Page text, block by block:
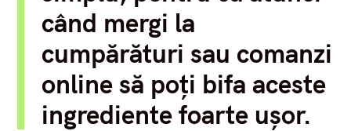
când mergi la
cumpărături sau comanzi
online să poți bifa aceste
ingrediente foarte ușor.